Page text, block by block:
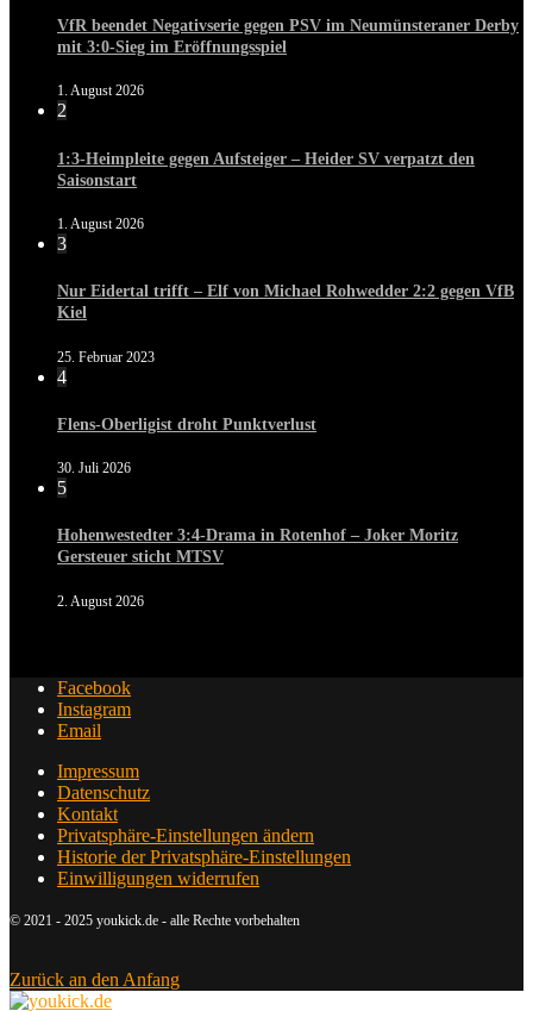
VfR beendet Negativserie gegen PSV im Neumünsteraner Derby
mit 3:0-Sieg im Eröffnungsspiel
1. August 2026
2
1:3-Heimpleite gegen Aufsteiger – Heider SV verpatzt den
Saisonstart
1. August 2026
3
Nur Eidertal trifft – Elf von Michael Rohwedder 2:2 gegen VfB
Kiel
25. Februar 2023
4
Flens-Oberligist droht Punktverlust
30. Juli 2026
5
Hohenwestedter 3:4-Drama in Rotenhof – Joker Moritz
Gersteuer sticht MTSV
2. August 2026
Facebook
Instagram
Email
Impressum
Datenschutz
Kontakt
Privatsphäre-Einstellungen ändern
Historie der Privatsphäre-Einstellungen
Einwilligungen widerrufen
© 2021 - 2025 youkick.de - alle Rechte vorbehalten
Zurück an den Anfang